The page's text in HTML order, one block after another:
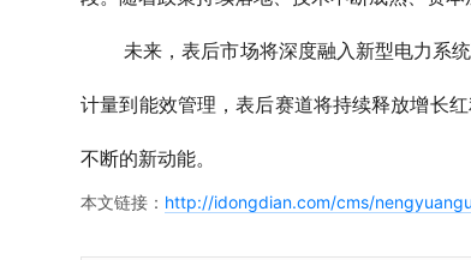
未来，表后市场将深度融入新型电力系
计量到能效管理，表后赛道将持续释放增长
不断的新动能。
本文链接： http://idongdian.com/cms/